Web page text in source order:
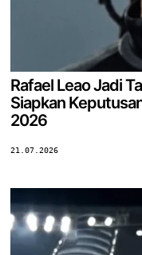
Rafael Leao Jadi
Siapkan
2026
21.07.2026